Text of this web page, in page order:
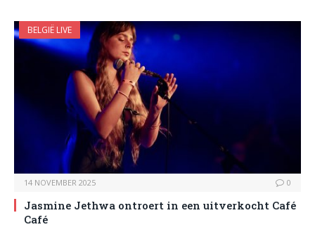
BELGIË LIVE
14 NOVEMBER 2025 0
Jasmine Jethwa ontroert in een uitverkocht Café
Café